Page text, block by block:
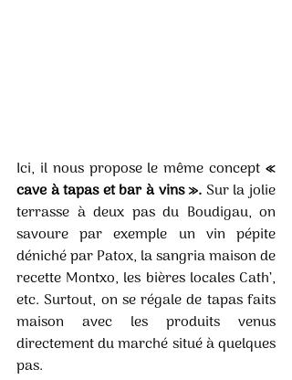
Ici, il nous propose le même concept «
cave à tapas et bar à vins ». Sur la jolie
terrasse à deux pas du Boudigau, on
savoure par exemple un vin pépite
déniché par Patox, la sangria maison de
recette Montxo, les bières locales Cath’,
etc. Surtout, on se régale de tapas faits
maison avec les produits venus
directement du marché situé à quelques
pas.